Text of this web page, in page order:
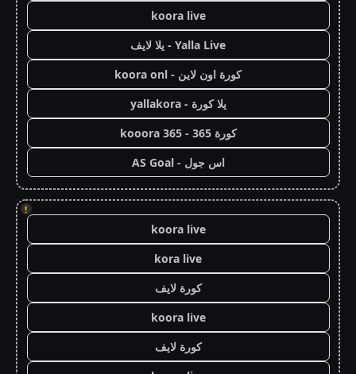
koora live
Yalla Live - يلا لايف
كورة اون لاين - koora onl
يلا كورة - yallakora
كورة 365 - kooora 365
اس جول - AS Goal
!
koora live
kora live
كورة لايف
koora live
كورة لايف